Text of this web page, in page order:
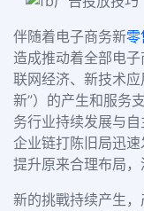
伴随着电子商务新零
造成推动着全部电
联网经济、新技术
新”）的产生和服务
务行业持续发展与
企业链打陈旧局迅
提升原来合理布局，
新的挑戰持续产生